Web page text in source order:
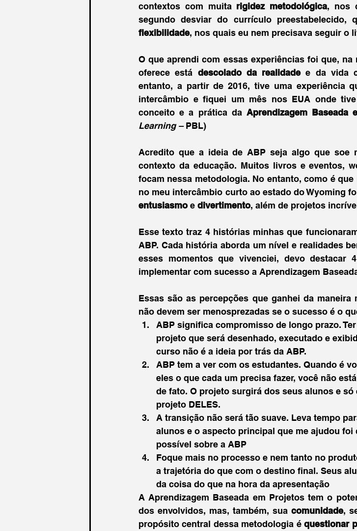
contextos com muita rigidez metodológica, nos
flexibilidade, nos quais eu nem precisava seguir o
O que aprendi com essas experiências foi que,
oferece está descolado da realidade e da vida
entanto, a partir de 2016, tive uma experiência
intercâmbio e fiquei um mês nos EUA onde
conceito e a prática da Aprendizagem Baseada
Learning – PBL)
Acredito que a ideia de ABP seja algo que soe
contexto da educação. Muitos livros e eventos,
focam nessa metodologia. No entanto, como é
no meu intercâmbio curto ao estado do Wyoming
entusiasmo e divertimento, além de projetos
Esse texto traz 4 histórias minhas que
ABP. Cada história aborda um nível e realidades
esses momentos que vivenciei, devo destacar
implementar com sucesso a Aprendizagem
Essas são as percepções que ganhei da
não devem ser menosprezadas se o sucesso é o
ABP significa compromisso de longo prazo.
projeto que será desenhado, executado e
curso não é a ideia por trás da ABP.
ABP tem a ver com os estudantes. Quando é
eles o que cada um precisa fazer, você não
de fato. O projeto surgirá dos seus alunos e
projeto DELES.
A transição não será tão suave. Leva tempo
alunos e o aspecto principal que me ajudou
possível sobre a ABP
Foque mais no processo e nem tanto no
a trajetória do que com o destino final. Seus
da coisa do que na hora da apresentação
A Aprendizagem Baseada em Projetos tem o
dos envolvidos, mas, também, sua comunidade,
propósito central dessa metodologia é questionar